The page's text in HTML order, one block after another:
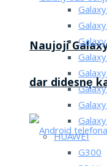
Naujoji
dar didesnę
HUAWEI
G300